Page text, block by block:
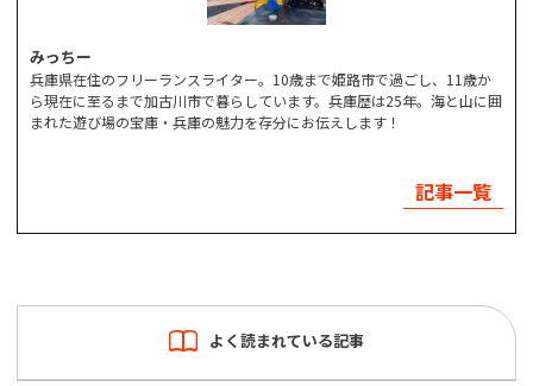
みっちー
兵庫県在住のフリーランスライター。10歳まで姫路市で過ごし、11歳か
ら現在に至るまで加古川市で暮らしています。兵庫歴は25年。海と山に囲
まれた遊び場の宝庫・兵庫の魅力を存分にお伝えします！
記事一覧
よく読まれている記事